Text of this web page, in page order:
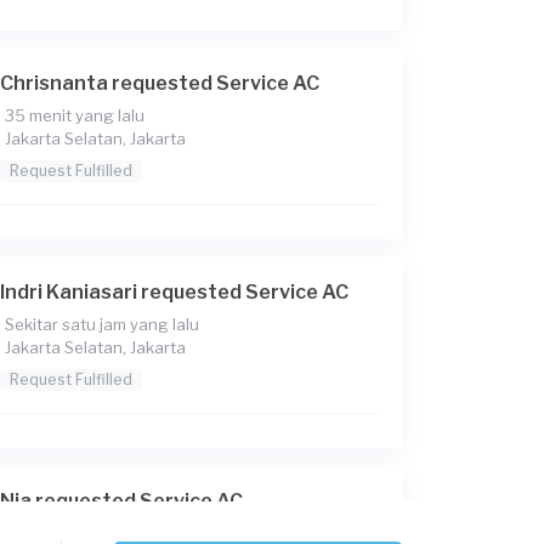
Chrisnanta requested Service AC
35 menit yang lalu
Jakarta Selatan, Jakarta
Request Fulfilled
Indri Kaniasari requested Service AC
Sekitar satu jam yang lalu
Jakarta Selatan, Jakarta
Request Fulfilled
Nia requested Service AC